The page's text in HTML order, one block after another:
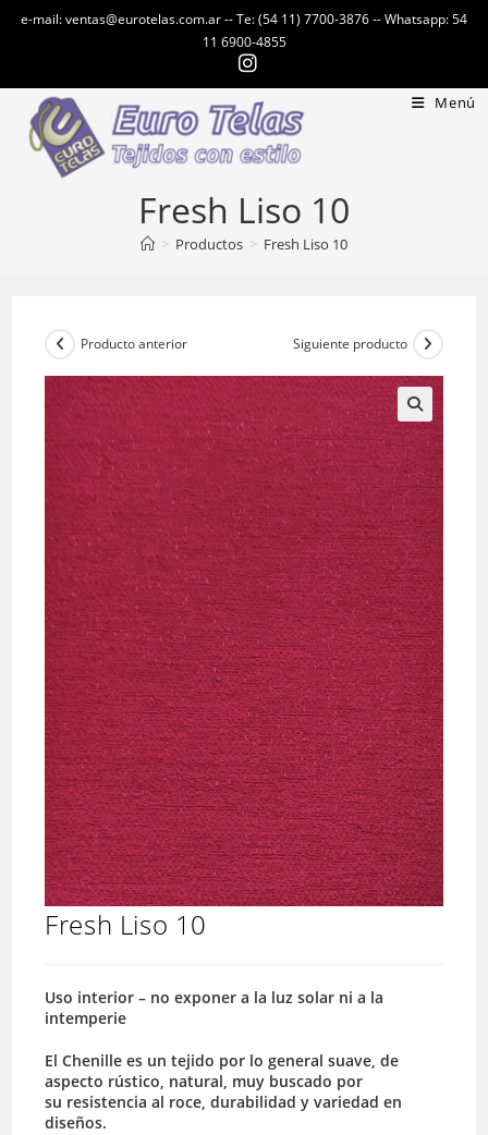
e-mail: ventas@eurotelas.com.ar -- Te: (54 11) 7700-3876 -- Whatsapp: 54
11 6900-4855
Menú
Fresh Liso 10
> Productos > Fresh Liso 10
Producto anterior Siguiente producto
Fresh Liso 10
Uso interior – no exponer a la luz solar ni a la
intemperie
El Chenille es un tejido por lo general suave, de
aspecto rústico, natural, muy buscado por
su resistencia al roce, durabilidad y variedad en
diseños.